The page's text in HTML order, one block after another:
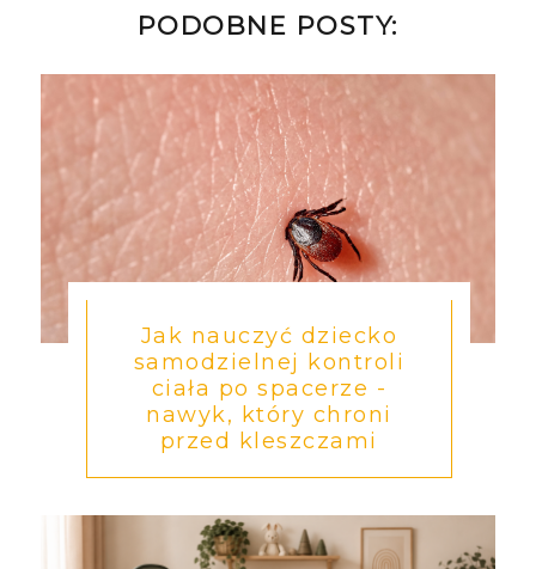
PODOBNE POSTY:
Jak nauczyć dziecko
samodzielnej kontroli
ciała po spacerze -
nawyk, który chroni
przed kleszczami